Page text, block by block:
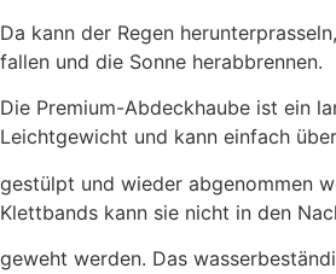
Da kann der Regen
fallen und die Sonne herabbrennen.
Die Premium-Abdeckhaube ist ein
Leichtgewicht und kann einfach
gestülpt und wieder abgenommen
Klettbands kann sie nicht in den
geweht werden. Das